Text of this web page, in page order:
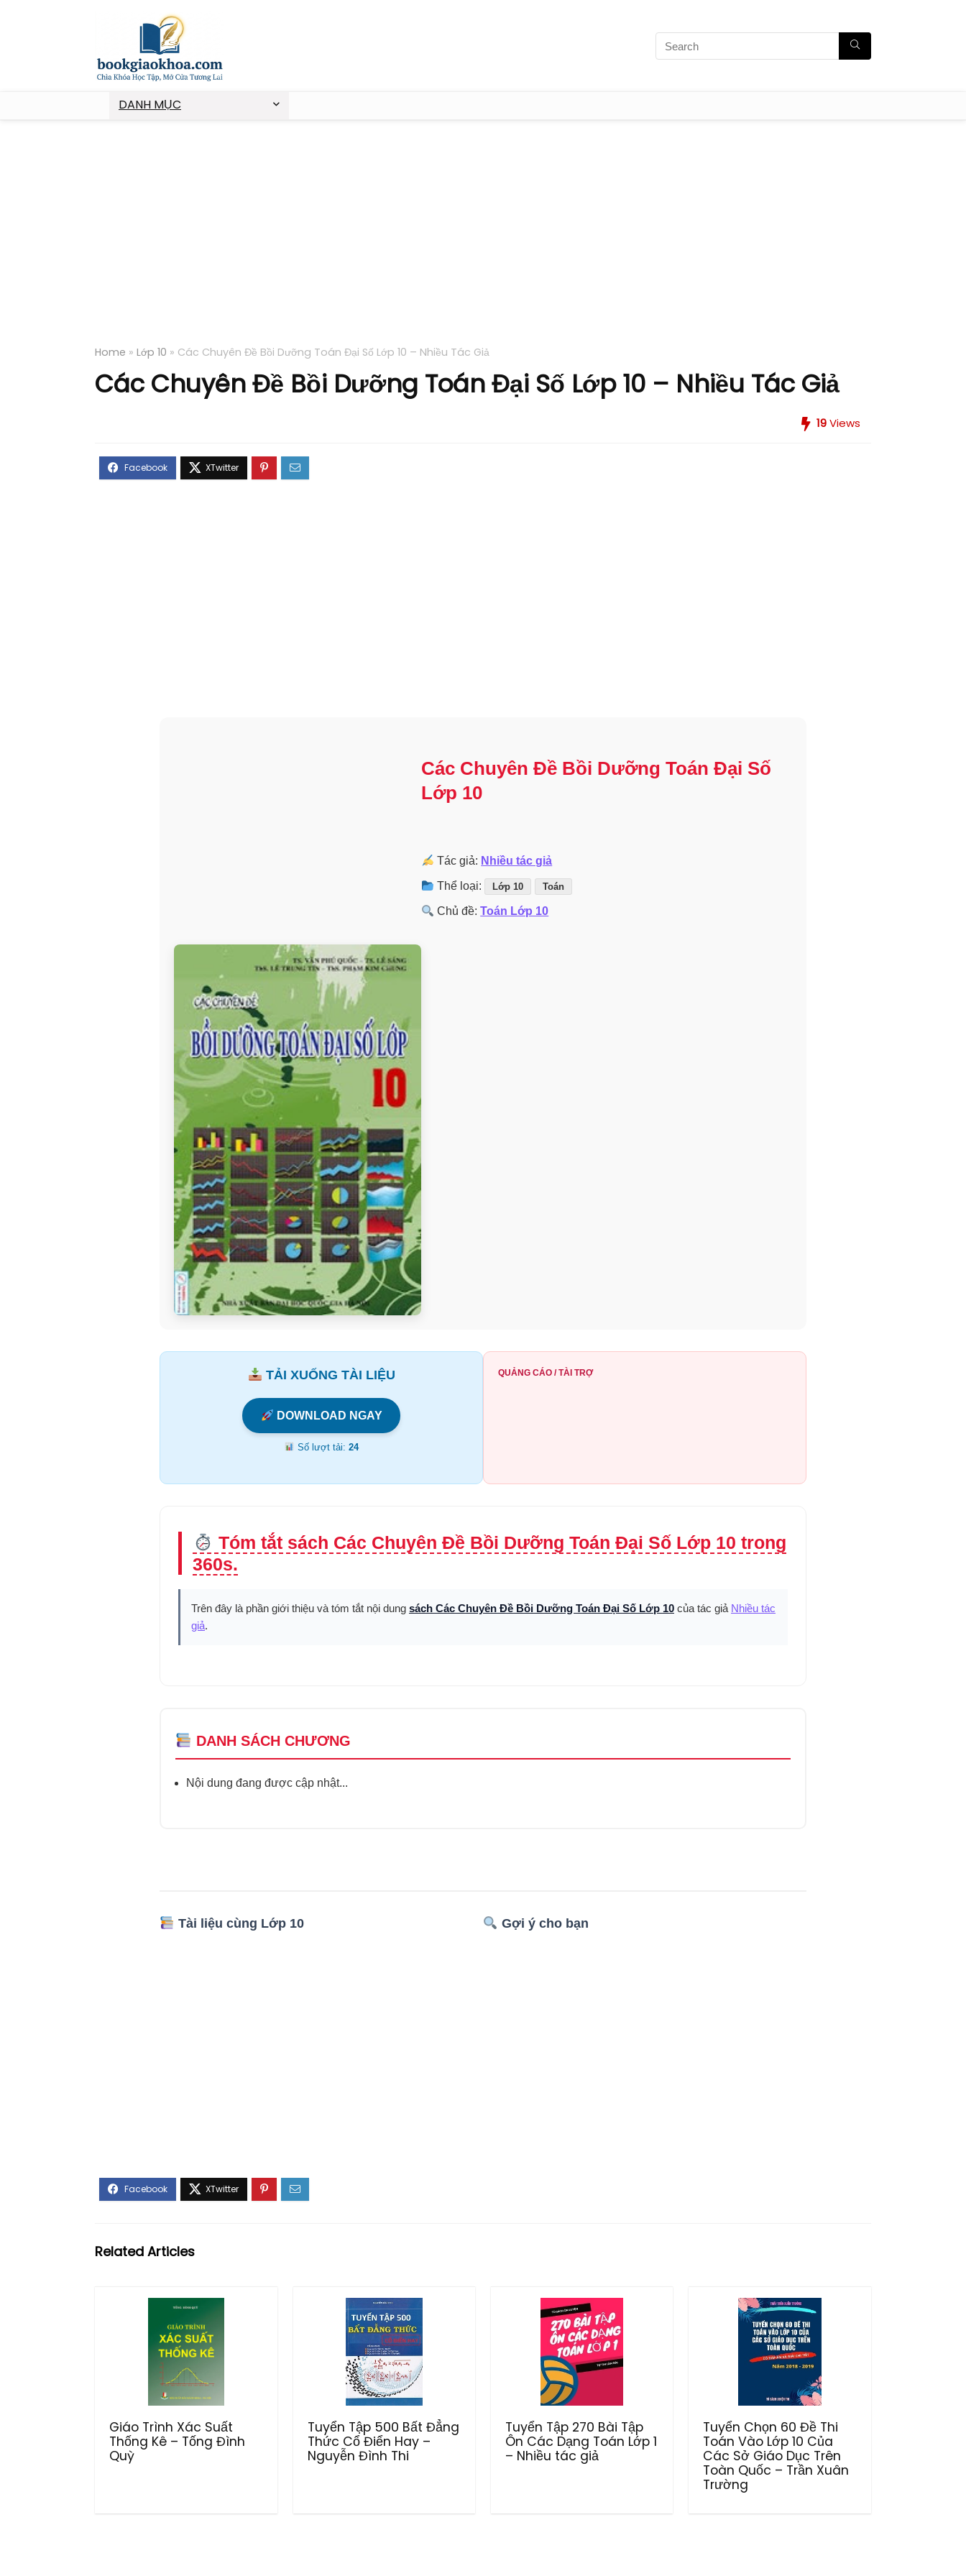
DANH MỤC
Home » Lớp 10 » Các Chuyên Đề Bồi Dưỡng Toán Đại Số Lớp 10 – Nhiều Tác Giả
Các Chuyên Đề Bồi Dưỡng Toán Đại Số Lớp 10 – Nhiều Tác Giả
19Views
Các Chuyên Đề Bồi Dưỡng Toán Đại Số
Lớp 10
Tác giả: Nhiều tác giả
Thể loại: Lớp 10 Toán
Chủ đề:Toán Lớp 10
TẢI XUỐNG TÀI LIỆU
DOWNLOAD NGAY
Số lượt tải: 24
QUẢNG CÁO / TÀI TRỢ
Tóm tắt sách Các Chuyên Đề Bồi Dưỡng Toán Đại Số Lớp 10 trong
360s.
Trên đây là phần giới thiệu và tóm tắt nội dung sách Các Chuyên Đề Bồi Dưỡng Toán Đại Số Lớp 10 của tác giả Nhiều tác
giả.
DANH SÁCH CHƯƠNG
Nội dung đang được cập nhật...
Tài liệu cùng Lớp 10 Gợi ý cho bạn
Related Articles
Giáo Trình Xác Suất
Thống Kê – Tống Đình
Quỳ
Tuyển Tập 500 Bất Đẳng
Thức Cổ Điển Hay –
Nguyễn Đình Thi
Tuyển Tập 270 Bài Tập
Ôn Các Dạng Toán Lớp 1
– Nhiều tác giả
Tuyển Chọn 60 Đề Thi
Toán Vào Lớp 10 Của
Các Sở Giáo Dục Trên
Toàn Quốc – Trần Xuân
Trường